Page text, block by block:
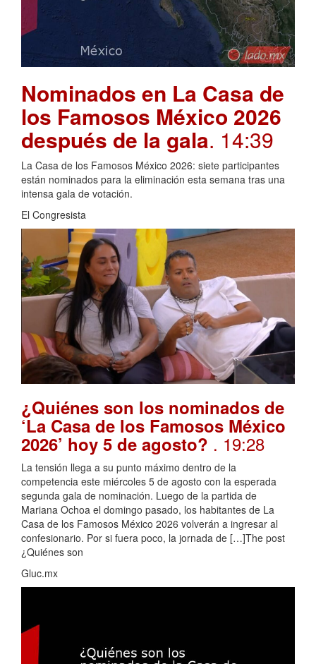
Nominados en La Casa de
los Famosos México 2026
después de la gala. 14:39
La Casa de los Famosos México 2026: siete participantes
están nominados para la eliminación esta semana tras una
intensa gala de votación.
El Congresista
¿Quiénes son los nominados de
‘La Casa de los Famosos México
2026’ hoy 5 de agosto? . 19:28
La tensión llega a su punto máximo dentro de la
competencia este miércoles 5 de agosto con la esperada
segunda gala de nominación. Luego de la partida de
Mariana Ochoa el domingo pasado, los habitantes de La
Casa de los Famosos México 2026 volverán a ingresar al
confesionario. Por si fuera poco, la jornada de […]The post
¿Quiénes son
Gluc.mx